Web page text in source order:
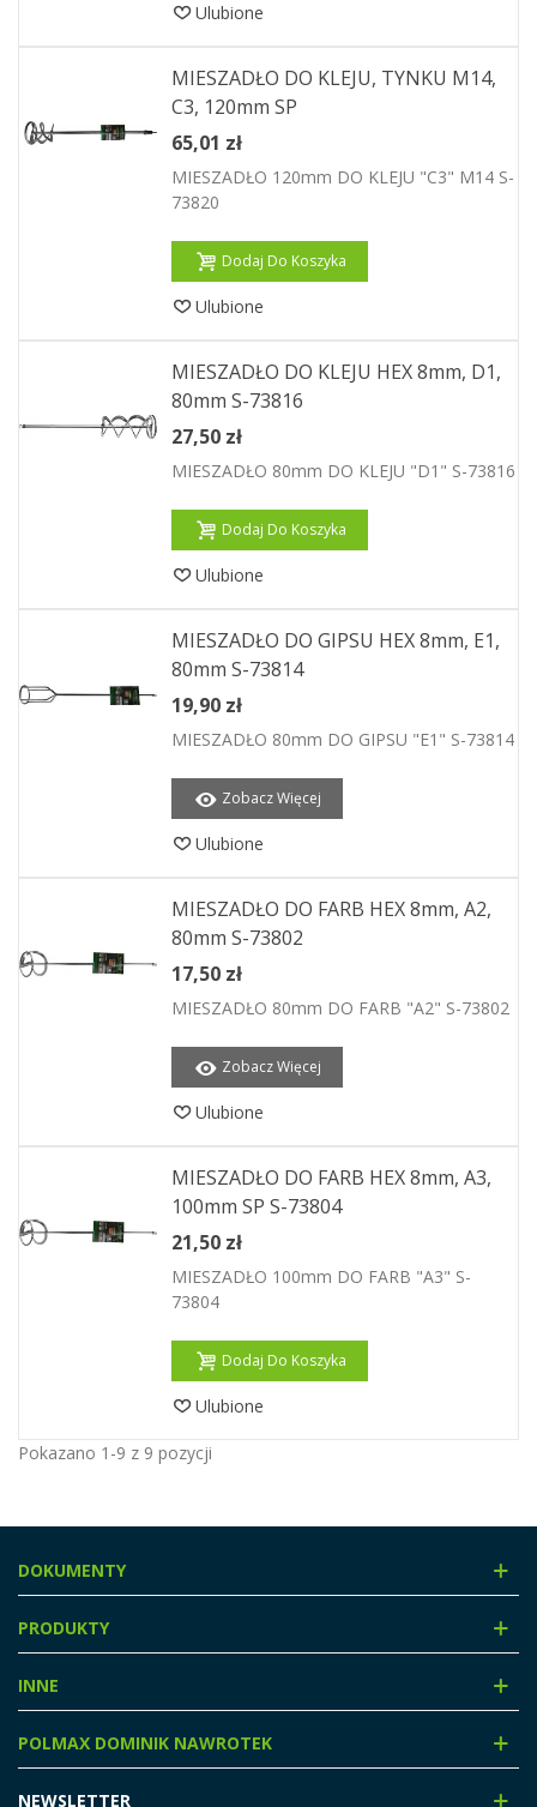
Ulubione
MIESZADŁO DO KLEJU, TYNKU M14,
C3, 120mm SP
65,01 zł
MIESZADŁO 120mm DO KLEJU "C3" M14 S-
73820
Dodaj Do Koszyka
Ulubione
MIESZADŁO DO KLEJU HEX 8mm, D1,
80mm S-73816
27,50 zł
MIESZADŁO 80mm DO KLEJU "D1" S-73816
Dodaj Do Koszyka
Ulubione
MIESZADŁO DO GIPSU HEX 8mm, E1,
80mm S-73814
19,90 zł
MIESZADŁO 80mm DO GIPSU "E1" S-73814
Zobacz Więcej
Ulubione
MIESZADŁO DO FARB HEX 8mm, A2,
80mm S-73802
17,50 zł
MIESZADŁO 80mm DO FARB "A2" S-73802
Zobacz Więcej
Ulubione
MIESZADŁO DO FARB HEX 8mm, A3,
100mm SP S-73804
21,50 zł
MIESZADŁO 100mm DO FARB "A3" S-
73804
Dodaj Do Koszyka
Ulubione
Pokazano 1-9 z 9 pozycji
DOKUMENTY
PRODUKTY
INNE
POLMAX DOMINIK NAWROTEK
NEWSLETTER